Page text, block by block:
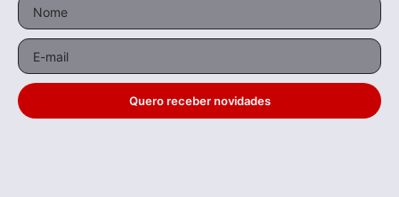
Quero receber novidades